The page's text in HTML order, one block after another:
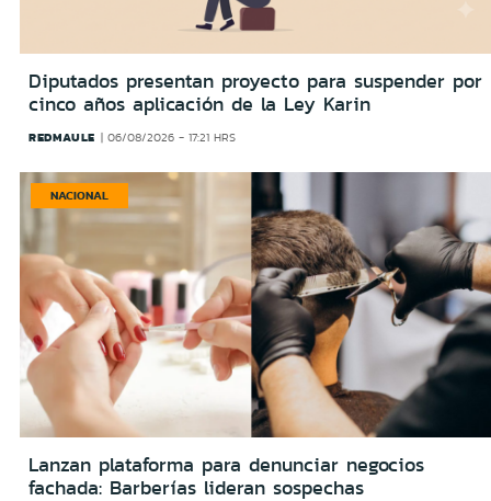
Diputados presentan proyecto para suspender por
cinco años aplicación de la Ley Karin
REDMAULE 06/08/2026 - 17:21 HRS
NACIONAL
Lanzan plataforma para denunciar negocios
fachada: Barberías lideran sospechas